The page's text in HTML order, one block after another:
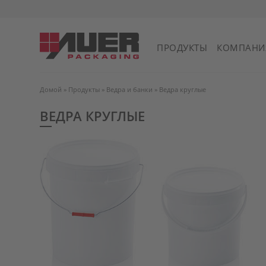
ПРОДУКТЫ
Домой » Продукты » Ведра и банки » Ведра круглые
ВЕДРА КРУГЛЫЕ